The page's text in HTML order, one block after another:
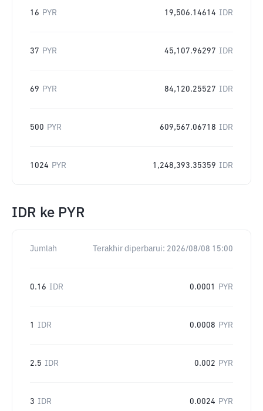
16 PYR 19,506.14614 IDR
37 PYR 45,107.96297 IDR
69 PYR 84,120.25527 IDR
500 PYR 609,567.06718 IDR
1024 PYR 1,248,393.35359 IDR
IDR ke PYR
Jumlah Terakhir diperbarui: 2026/08/08 15:00
0.16 IDR 0.0001 PYR
1 IDR 0.0008 PYR
2.5 IDR 0.002 PYR
3 IDR 0.0024 PYR